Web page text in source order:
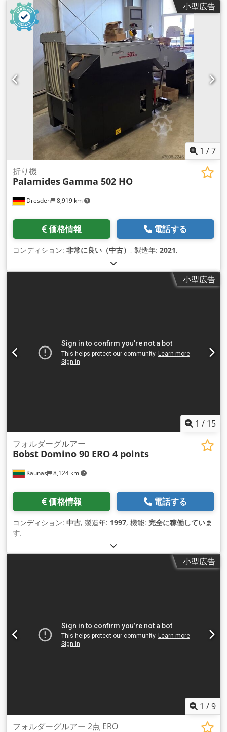
小型広告
1 /7
Dresden 8,919 km
折り機
Palamides Gamma 502 HO
価格情報 電話する
コンディション: 非常に良い（中古） , 製造年: 2021,
小型広告
1 / 15
Kaunas 8,124 km
フォルダーグルアー
Bobst Domino 90 ERO 4 points
価格情報 電話する
コンディション: 中古, 製造年: 1997, 機能: 完全に稼働していま
す,
小型広告
1 /9
フォルダーグルアー 2点 ERO